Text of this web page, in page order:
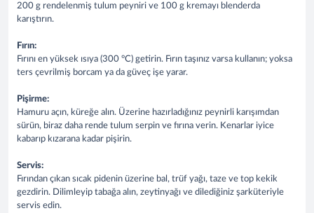
200 g rendelenmiş tulum peyniri ve 100 g kremayı blenderda
karıştırın.
Fırın:
Fırını en yüksek ısıya (300 °C) getirin. Fırın taşınız varsa kullanın; yoksa
ters çevrilmiş borcam ya da güveç işe yarar.
Pişirme:
Hamuru açın, küreğe alın. Üzerine hazırladığınız peynirli karışımdan
sürün, biraz daha rende tulum serpin ve fırına verin. Kenarlar iyice
kabarıp kızarana kadar pişirin.
Servis:
Fırından çıkan sıcak pidenin üzerine bal, trüf yağı, taze ve top kekik
gezdirin. Dilimleyip tabağa alın, zeytinyağı ve dilediğiniz şarküteriyle
servis edin.